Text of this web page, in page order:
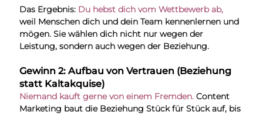
Das Ergebnis: Du hebst dich vom Wettbewerb ab,
weil Menschen dich und dein Team kennenlernen und
mögen. Sie wählen dich nicht nur wegen der
Leistung, sondern auch wegen der Beziehung.
Gewinn 2: Aufbau von Vertrauen (Beziehung
statt Kaltakquise)
Niemand kauft gerne von einem Fremden. Content
Marketing baut die Beziehung Stück für Stück auf, bis